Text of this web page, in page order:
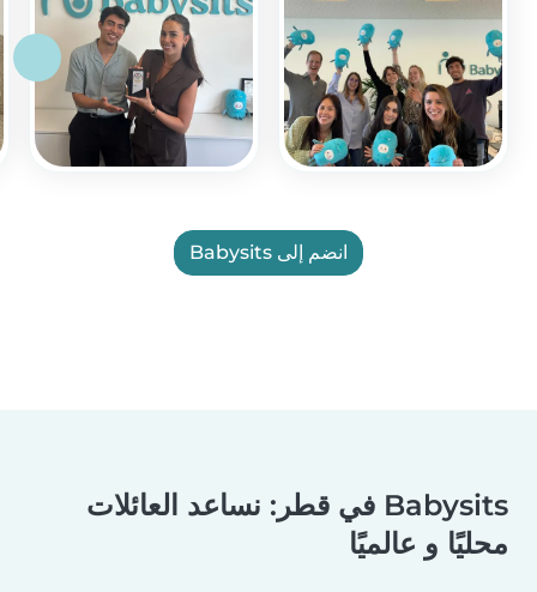
انضم إلى Babysits
Babysits في قطر: نساعد العائلات
محليًا و عالميًا